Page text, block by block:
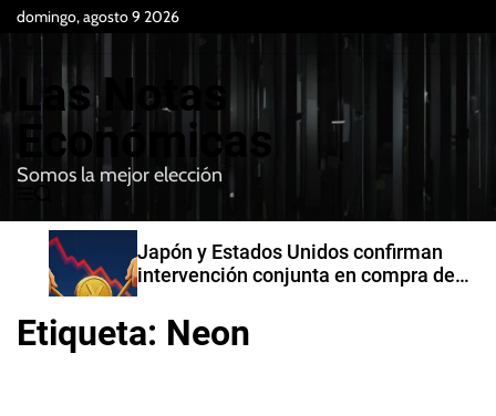
domingo, agosto 9 2026
Las Notas
Económicas
Somos la mejor elección
e
B
u
s
c
a
Japón y Estados Unidos confirman
intervención conjunta en compra de
yenes
Etiqueta: Neon